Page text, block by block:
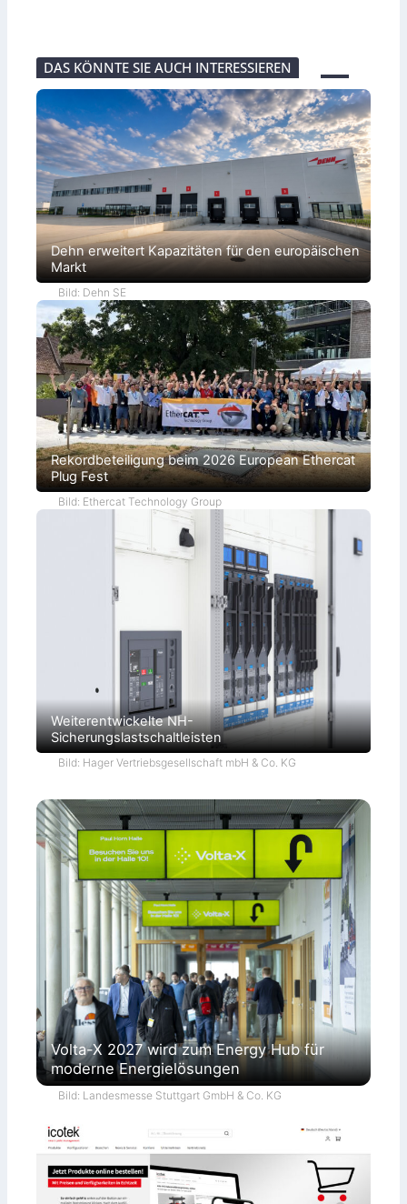
DAS KÖNNTE SIE AUCH INTERESSIEREN
Dehn erweitert Kapazitäten für den europäischen
Markt
Bild: Dehn SE
Rekordbeteiligung beim 2026 European Ethercat
Plug Fest
Bild: Ethercat Technology Group
Weiterentwickelte NH-
Sicherungslastschaltleisten
Bild: Hager Vertriebsgesellschaft mbH & Co. KG
Volta-X 2027 wird zum Energy Hub für
moderne Energielösungen
Bild: Landesmesse Stuttgart GmbH & Co. KG